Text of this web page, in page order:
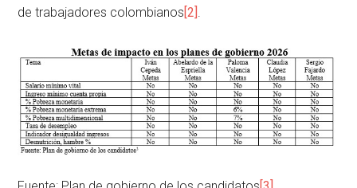
de trabajadores colombianos[2]